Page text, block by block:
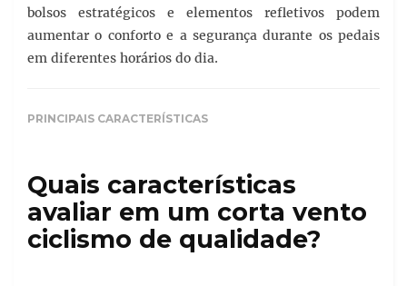
bolsos estratégicos e elementos refletivos podem
aumentar o conforto e a segurança durante os pedais
em diferentes horários do dia.
PRINCIPAIS CARACTERÍSTICAS
Quais características
avaliar em um corta vento
ciclismo de qualidade?